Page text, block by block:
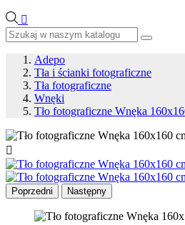

Adepo
Tła i ścianki fotograficzne
Tła fotograficzne
Wnęki
Tło fotograficzne Wnęka

Poprzedni Następny